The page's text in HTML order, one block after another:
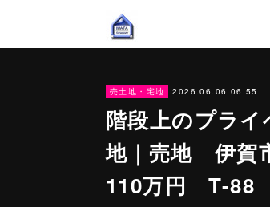
売土地・宅地 2026.06.06 06:55
階段上のプラ
地｜売地 伊賀
110万円 T-88